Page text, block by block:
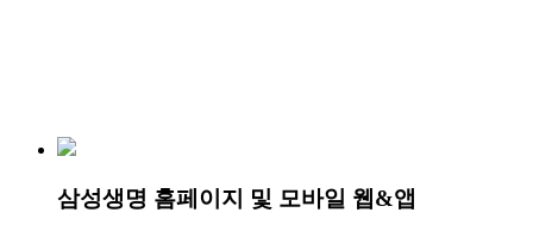
삼성생명 홈페이지 및 모바일 웹&앱